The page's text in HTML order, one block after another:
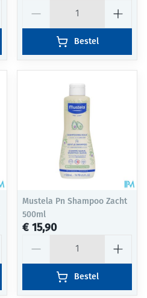
Bestel
Mustela Pn Shampoo Zacht
500ml
€ 15,90
Bestel